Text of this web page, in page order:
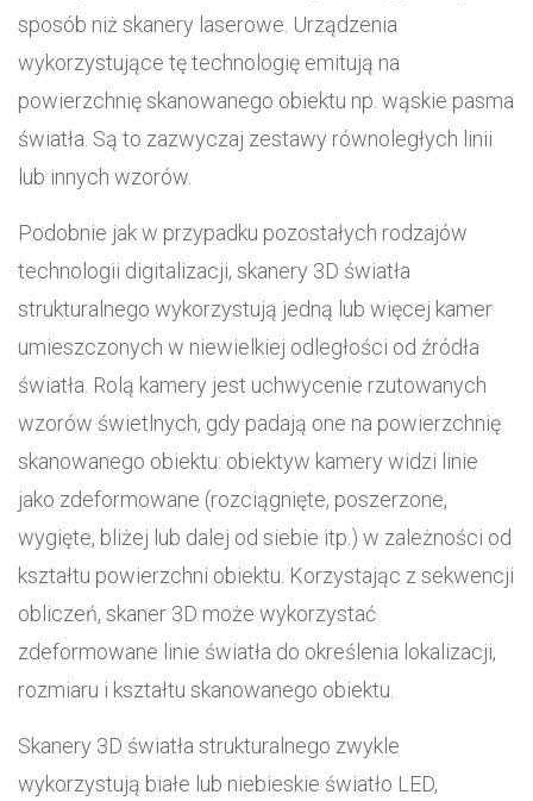
sposób niż skanery laserowe. Urządzenia
wykorzystujące tę technologię emitują na
powierzchnię skanowanego obiektu np. wąskie pasma
światła. Są to zazwyczaj zestawy równoległych linii
lub innych wzorów.
Podobnie jak w przypadku pozostałych rodzajów
technologii digitalizacji, skanery 3D światła
strukturalnego wykorzystują jedną lub więcej kamer
umieszczonych w niewielkiej odległości od źródła
światła. Rolą kamery jest uchwycenie rzutowanych
wzorów świetlnych, gdy padają one na powierzchnię
skanowanego obiektu: obiektyw kamery widzi linie
jako zdeformowane (rozciągnięte, poszerzone,
wygięte, bliżej lub dalej od siebie itp.) w zależności od
kształtu powierzchni obiektu. Korzystając z sekwencji
obliczeń, skaner 3D może wykorzystać
zdeformowane linie światła do określenia lokalizacji,
rozmiaru i kształtu skanowanego obiektu.
Skanery 3D światła strukturalnego zwykle
wykorzystują białe lub niebieskie światło LED,